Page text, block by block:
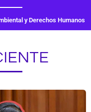
y Derechos Humanos